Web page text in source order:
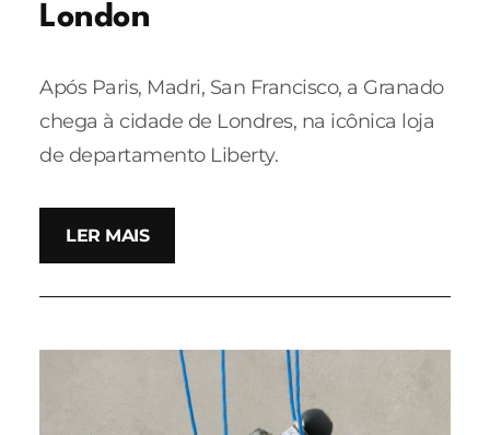
London
Após Paris, Madri, San Francisco, a Granado
chega à cidade de Londres, na icônica loja
de departamento Liberty.
LER MAIS